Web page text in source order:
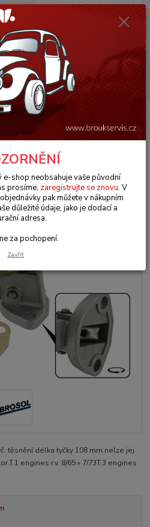
Menu
Hledat
0ks
za0 Kč
Motorové díly (Engine parts)
1/3 motory (1965 » 73)
Brosol/108mm -
» 73)
těsnění délka tyčky 108 mm nelze jej
engines r.v. 8/65 » 7/73T.3 engines
e-shop neobsahuje vaše původní
prosíme, zaregistrujte se znovu. V
pak můžete v nákupním
důležité údaje, jako je dodací a
adresa.
za pochopení.
Zavřít